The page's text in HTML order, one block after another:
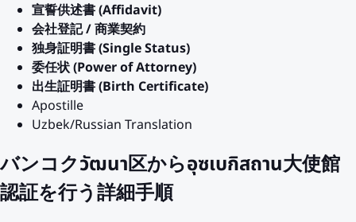
宣誓供述書 (Affidavit)
会社登記 / 商業契約
独身証明書 (Single Status)
委任状 (Power of Attorney)
出生証明書 (Birth Certificate)
Apostille
Uzbek/Russian Translation
バンコクวัฒนา区からอุซเบกิสถาน大使館
認証を行う詳細手順